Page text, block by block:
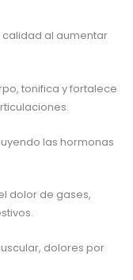
calidad al aumentar
tonifica y fortalece
las hormonas
dolor de gases,
dolores por